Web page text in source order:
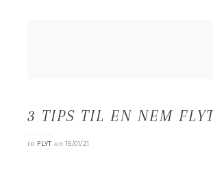
3 TIPS TIL EN NEM
in FLYT on15/01/21